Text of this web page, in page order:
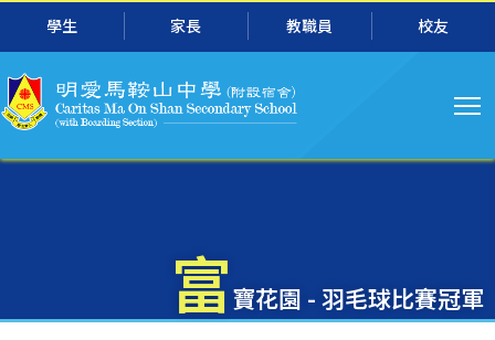
跳转到主要内容
學生 家長 教職員 校友
导
航
富寶花園 - 羽毛球比賽冠軍